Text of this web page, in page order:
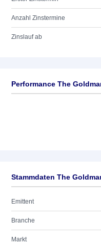
Anzahl Zinstermine
Zinslauf ab
Performance The
Stammdaten The
Emittent
Branche
Markt